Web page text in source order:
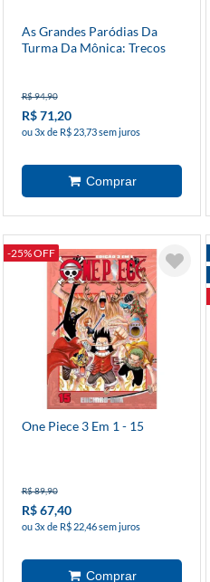
As Grandes Paródias Da
Turma Da Mônica: Trecos
R$ 94,90
R$ 71,20
ou 3x de R$ 23,73 sem juros
-25% OFF
One Piece 3 Em 1 - 15
R$ 89,90
R$ 67,40
ou 3x de R$ 22,46 sem juros